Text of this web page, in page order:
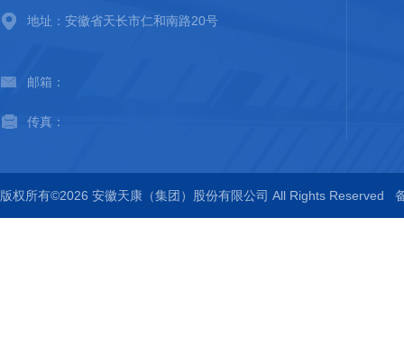
地址：安徽省天长市仁和南路20号
邮箱：
传真：
版权所有©2026 安徽天康（集团）股份有限公司 All Rights Reserved